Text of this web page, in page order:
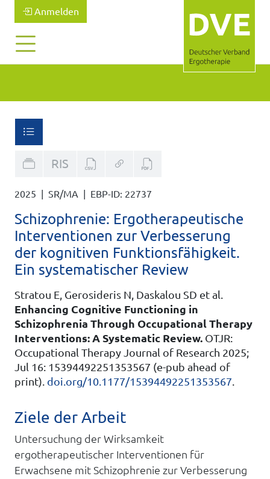
Anmelden
RIS
2025 | SR/MA | EBP-ID: 22737
Schizophrenie: Ergotherapeutische
Interventionen zur Verbesserung
der kognitiven Funktionsfähigkeit.
Ein systematischer Review
Stratou E, Gerosideris N, Daskalou SD et al.
Enhancing Cognitive Functioning in
Schizophrenia Through Occupational Therapy
Interventions: A Systematic Review. OTJR:
Occupational Therapy Journal of Research 2025;
Jul 16: 15394492251353567 (e-pub ahead of
print). doi.org/10.1177/15394492251353567.
Ziele der Arbeit
Untersuchung der Wirksamkeit
ergotherapeutischer Interventionen für
Erwachsene mit Schizophrenie zur Verbesserung